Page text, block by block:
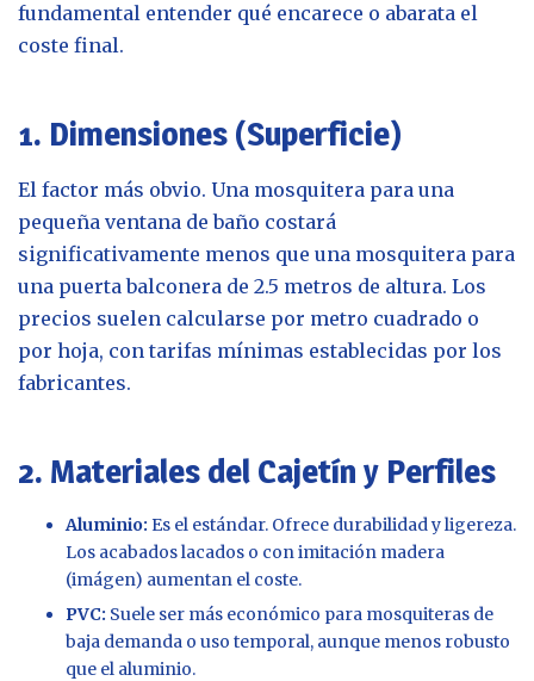
fundamental entender qué encarece o abarata el
coste final.
1. Dimensiones (Superficie)
El factor más obvio. Una mosquitera para una
pequeña ventana de baño costará
significativamente menos que una mosquitera para
una puerta balconera de 2.5 metros de altura. Los
precios suelen calcularse por metro cuadrado o
por hoja, con tarifas mínimas establecidas por los
fabricantes.
2. Materiales del Cajetín y Perfiles
Aluminio: Es el estándar. Ofrece durabilidad y ligereza.
Los acabados lacados o con imitación madera
(imágen) aumentan el coste.
PVC: Suele ser más económico para mosquiteras de
baja demanda o uso temporal, aunque menos robusto
que el aluminio.